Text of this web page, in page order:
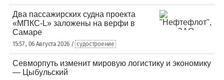
Два пассажирских судна проекта
«МПКС-L» заложены на верфи в
Самаре
15:57 , 06 Августа 2026 / судостроение
Севморпуть изменит мировую логистику и экономику
— Цыбульский